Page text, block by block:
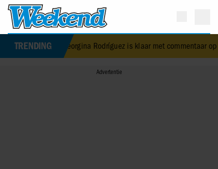
TRENDING
Georgina Rodríguez is klaar met commentaar op haar lichaam